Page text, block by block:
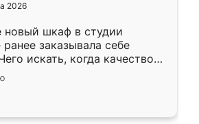
2026
новый шкаф в студии
ранее заказывала себе
искать, когда качеством
Служит кухня уже почти
нет.